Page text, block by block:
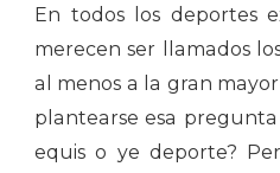
En todos los deportes
merecen ser llamados
al menos a la gran
plantearse esa
equis o ye deporte?